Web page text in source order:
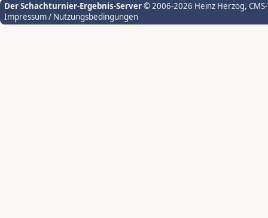
Der Schachturnier-Ergebnis-Server© 2006-2026 Heinz Herzog,
Impressum / Nutzungsbedingungen